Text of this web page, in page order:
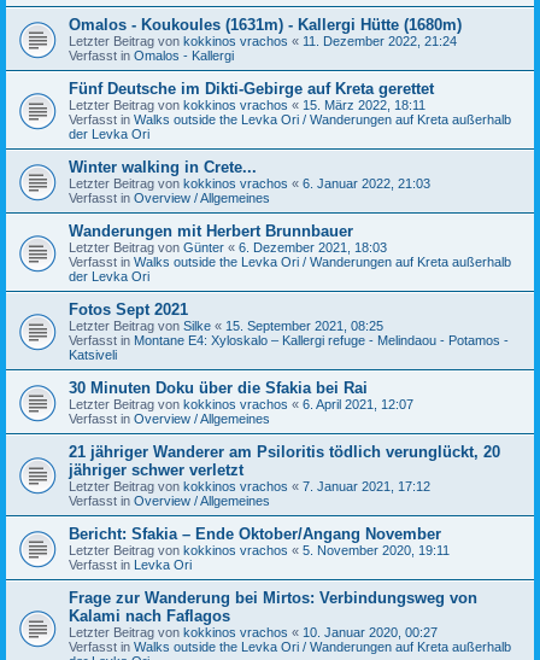
Omalos - Koukoules (1631m) - Kallergi Hütte (1680m)
Letzter Beitrag von kokkinos vrachos « 11. Dezember 2022, 21:24
Verfasst in Omalos - Kallergi
Fünf Deutsche im Dikti-Gebirge auf Kreta gerettet
Letzter Beitrag von kokkinos vrachos « 15. März 2022, 18:11
Verfasst in Walks outside the Levka Ori / Wanderungen auf Kreta außerhalb
der Levka Ori
Winter walking in Crete...
Letzter Beitrag von kokkinos vrachos « 6. Januar 2022, 21:03
Verfasst in Overview / Allgemeines
Wanderungen mit Herbert Brunnbauer
Letzter Beitrag von Günter « 6. Dezember 2021, 18:03
Verfasst in Walks outside the Levka Ori / Wanderungen auf Kreta außerhalb
der Levka Ori
Fotos Sept 2021
Letzter Beitrag von Silke « 15. September 2021, 08:25
Verfasst in Montane E4: Xyloskalo – Kallergi refuge - Melindaou - Potamos -
Katsiveli
30 Minuten Doku über die Sfakia bei Rai
Letzter Beitrag von kokkinos vrachos « 6. April 2021, 12:07
Verfasst in Overview / Allgemeines
21 jähriger Wanderer am Psiloritis tödlich verunglückt, 20
jähriger schwer verletzt
Letzter Beitrag von kokkinos vrachos « 7. Januar 2021, 17:12
Verfasst in Overview / Allgemeines
Bericht: Sfakia – Ende Oktober/Angang November
Letzter Beitrag von kokkinos vrachos « 5. November 2020, 19:11
Verfasst in Levka Ori
Frage zur Wanderung bei Mirtos: Verbindungsweg von
Kalami nach Faflagos
Letzter Beitrag von kokkinos vrachos « 10. Januar 2020, 00:27
Verfasst in Walks outside the Levka Ori / Wanderungen auf Kreta außerhalb